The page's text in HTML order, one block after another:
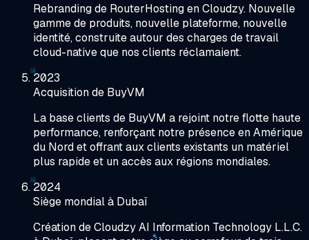
Rebranding de RouterHosting en Cloudzy. Nouvelle
gamme de produits, nouvelle plateforme, nouvelle
identité, construite autour des charges de travail
cloud-native que nos clients réclamaient.
2023
Acquisition de BuyVM
La base clients de BuyVM a rejoint notre flotte haute
performance, renforçant notre présence en Amérique
du Nord et offrant aux clients existants un matériel
plus rapide et un accès aux régions mondiales.
2024
Siège mondial à Dubaï
Création de Cloudzy AI Information Technology L.L.C.